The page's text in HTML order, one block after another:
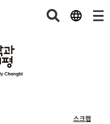
스크랩